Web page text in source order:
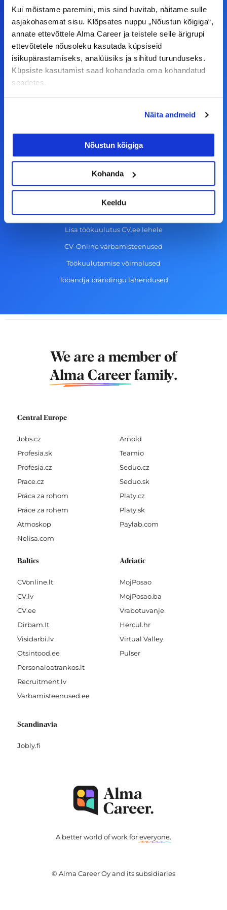
Kui mõistame paremini, mis sind huvitab, näitame sulle
asjakohasemat sisu. Klõpsates nuppu „Nõustun kõigiga“,
annate ettevõttele Alma Career ja teistele selle ärigrupi
ettevõtetele nõusoleku kasutada küpsiseid
isikupärastamiseks, analüüsiks ja sihitud turunduseks.
Küpsiste kasutamist saad kohandada oma kohandatud
seadetes.
Näita andmeid
Nõustun kõigiga
Kohanda
Keeldu
F
a
c
e
k
-
f
I
n
s
t
a
m
L
i
n
k
n
Y
o
u
t
e
© Alma Career Estonia OÜ
Tööpakkumised
Aktiveeri tööpakkumiste teavitus
Kasutustingimused
Tööandjale
Lisa töökuulutus CV.ee lehele
CV-Online värbamisteenused
Töökuulutamise võimalused
Tööandja brändingu lahendused
We are a member of
Alma Career family.
Central Europe
Jobs.cz
Profesia.sk
Profesia.cz
Prace.cz
Práca za rohom
Práce za rohem
Atmoskop
Nelisa.com
Arnold
Teamio
Seduo.cz
Seduo.sk
Platy.cz
Platy.sk
Paylab.com
Baltics
CVonline.lt
CV.lv
CV.ee
Dirbam.It
Visidarbi.lv
Otsintood.ee
Personaloatrankos.lt
Recruitment.lv
Varbamisteenused.ee
Adriatic
MojPosao
MojPosao.ba
Vrabotuvanje
Hercul.hr
Virtual Valley
Pulser
Scandinavia
Jobly.fi
A better world of work foreveryone.
© Alma Career Oy and its subsidiaries